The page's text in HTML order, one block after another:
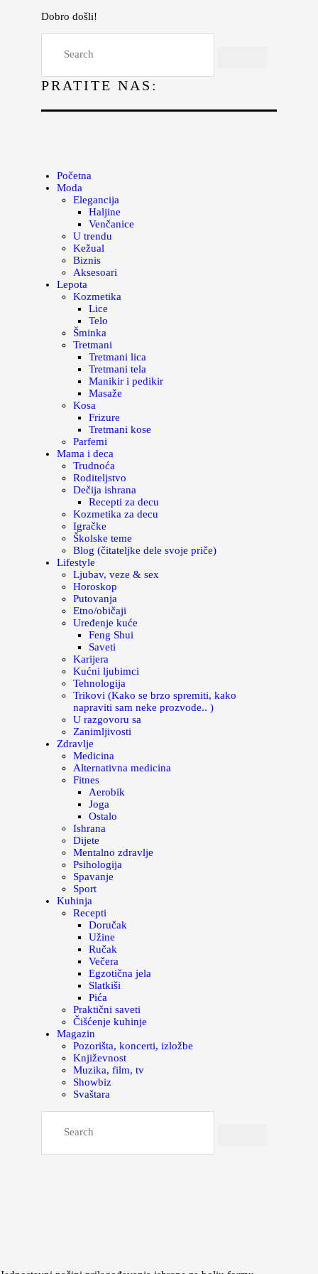
Dobro došli!
PRATITE NAS:
Početna
Moda
Elegancija
Haljine
Venčanice
U trendu
Kežual
Biznis
Aksesoari
Lepota
Kozmetika
Lice
Telo
Šminka
Tretmani
Tretmani lica
Tretmani tela
Manikir i pedikir
Masaže
Kosa
Frizure
Tretmani kose
Parfemi
Mama i deca
Trudnoća
Roditeljstvo
Dečija ishrana
Recepti za decu
Kozmetika za decu
Igračke
Školske teme
Blog (čitateljke dele svoje priče)
Lifestyle
Ljubav, veze & sex
Horoskop
Putovanja
Etno/običaji
Uređenje kuće
Feng Shui
Saveti
Karijera
Kućni ljubimci
Tehnologija
Trikovi (Kako se brzo spremiti, kako
napraviti sam neke prozvode.. )
U razgovoru sa
Zanimljivosti
Zdravlje
Medicina
Alternativna medicina
Fitnes
Aerobik
Joga
Ostalo
Ishrana
Dijete
Mentalno zdravlje
Psihologija
Spavanje
Sport
Kuhinja
Recepti
Doručak
Užine
Ručak
Večera
Egzotična jela
Slatkiši
Pića
Praktični saveti
Čišćenje kuhinje
Magazin
Pozorišta, koncerti, izložbe
Književnost
Muzika, film, tv
Showbiz
Svaštara
Lepota
Kuhinja
Magazin